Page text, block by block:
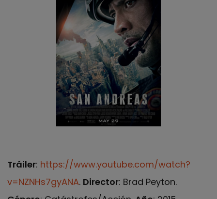
Tráiler: https://www.youtube.com/watch?
v=NZNHs7gyANA. Director: Brad Peyton.